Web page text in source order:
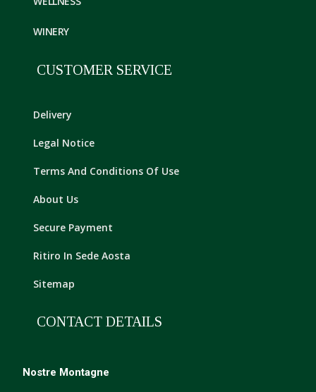
WINERY
CUSTOMER SERVICE
Delivery
Legal Notice
Terms And Conditions Of Use
About Us
Secure Payment
Ritiro In Sede Aosta
Sitemap
CONTACT DETAILS
Nostre Montagne